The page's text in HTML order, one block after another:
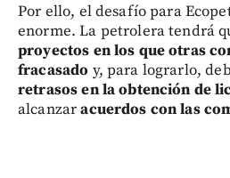
Por ello, el desafío para
enorme. La petrolera tendrá
proyectos en los que otras
fracasado y, para lograrlo,
retrasos en la obtención de
alcanzaracuerdos con las